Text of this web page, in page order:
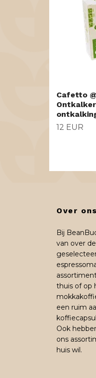
Cafetto
12 EUR
Over ons
Bij
van over
thuis of op
een ruim
Ook
ons
huis wil.